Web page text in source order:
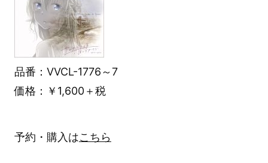
品番：VVCL-1776～7
価格：￥1,600＋税
予約・購入はこちら